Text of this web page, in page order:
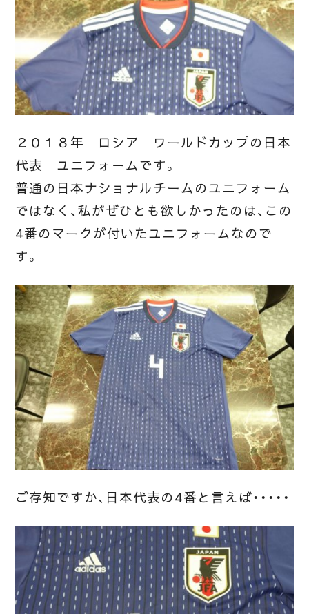
２０１８年 ロシア ワールドカップの日本
代表 ユニフォームです。
普通の日本ナショナルチームのユニフォーム
ではなく、私がぜひとも欲しかったのは、この
4番のマークが付いたユニフォームなので
す。
ご存知ですか、日本代表の4番と言えば・・・・・